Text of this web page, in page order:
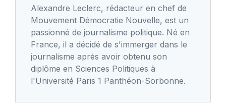
Alexandre Leclerc, rédacteur en chef de
Mouvement Démocratie Nouvelle, est un
passionné de journalisme politique. Né en
France, il a décidé de s'immerger dans le
journalisme après avoir obtenu son
diplôme en Sciences Politiques à
l'Université Paris 1 Panthéon-Sorbonne.